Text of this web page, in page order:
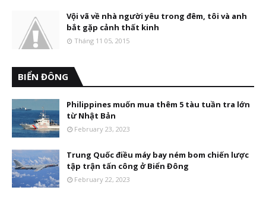
Vội vã về nhà người yêu trong đêm, tôi và anh
bắt gặp cảnh thất kinh
Tháng 11 05, 2015
BIỂN ĐÔNG
Philippines muốn mua thêm 5 tàu tuần tra lớn
từ Nhật Bản
February 23, 2023
Trung Quốc điều máy bay ném bom chiến lược
tập trận tấn công ở Biển Đông
February 22, 2023